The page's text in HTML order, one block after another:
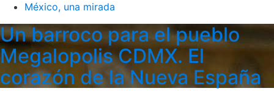
México, una mirada
Un barroco para el pueblo
Megalopolis CDMX. El
corazón de la Nueva España